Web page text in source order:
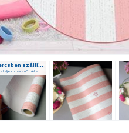
Tekercsben szállítva
teljes hossza 5 méter